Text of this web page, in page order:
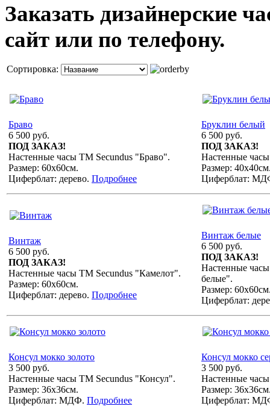
Заказать дизайнерские
сайт или по телефону.
Сортировка:
Браво
6 500 руб.
ПОД ЗАКАЗ!
Настенные часы ТМ Secundus "Браво".
Размер: 60х60см.
Циферблат: дерево. Подробнее
Бруклин белый
6 500 руб.
ПОД ЗАКАЗ!
Настенные
Размер:
Циферблат:
Винтаж
6 500 руб.
ПОД ЗАКАЗ!
Настенные часы ТМ Secundus "Камелот".
Размер: 60х60см.
Циферблат: дерево. Подробнее
Винтаж белые
6 500 руб.
ПОД ЗАКАЗ!
Настенные
белые".
Размер:
Циферблат:
Консул мокко золото
3 500 руб.
Настенные часы ТМ Secundus "Консул".
Размер: 36х36см.
Циферблат: МДФ. Подробнее
Консул мокко
3 500 руб.
Настенные
Размер:
Циферблат: